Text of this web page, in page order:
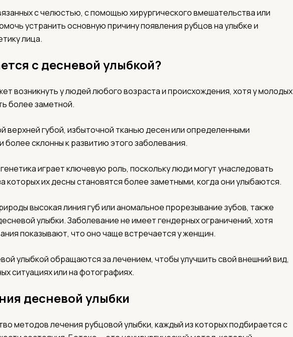
с челюстью, с помощью хирургического вмешательства или
устранить основную причину появления рубцов на улыбке и
лица.
с десневой улыбкой?
возникнуть у людей любого возраста и происхождения, хотя у молодых
более заметной.
верхней губой, избыточной тканью десен или определенными
более склонны к развитию этого заболевания.
играет ключевую роль, поскольку люди могут унаследовать
которых их десны становятся более заметными, когда они улыбаются.
высокая линия губ или аномальное прорезывание зубов, также
улыбки. Заболевание не имеет гендерных ограничений, хотя
показывают, что оно чаще встречается у женщин.
улыбкой обращаются за лечением, чтобы улучшить свой внешний вид,
ситуациях или на фотографиях.
десневой улыбки
методов лечения рубцовой улыбки, каждый из которых подбирается с